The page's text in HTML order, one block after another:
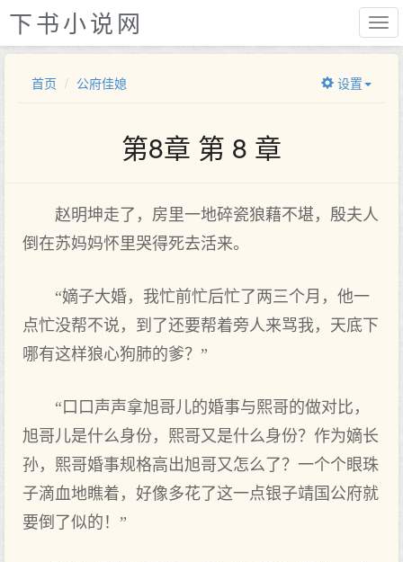
下书小说网
首页 公府佳媳 设置
第8章 第 8 章
赵明坤走了，房里一地碎瓷狼藉不堪，殷夫人
倒在苏妈妈怀里哭得死去活来。
“嫡子大婚，我忙前忙后忙了两三个月，他一
点忙没帮不说，到了还要帮着旁人来骂我，天底下
哪有这样狼心狗肺的爹？”
“口口声声拿旭哥儿的婚事与熙哥的做对比，
旭哥儿是什么身份，熙哥又是什么身份？作为嫡长
孙，熙哥婚事规格高出旭哥又怎么了？一个个眼珠
子滴血地瞧着，好像多花了这一点银子靖国公府就
要倒了似的！”